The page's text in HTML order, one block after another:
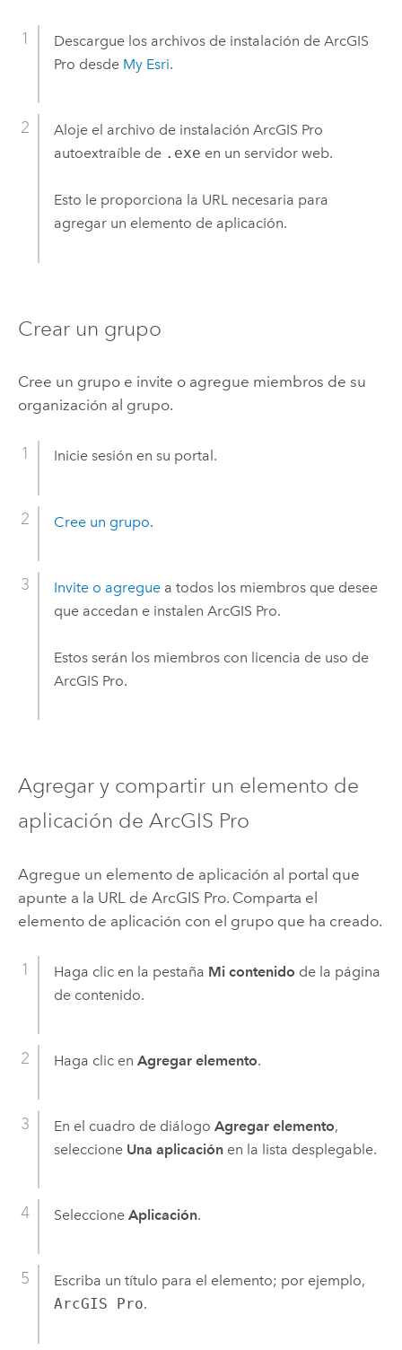
Descargue los archivos de instalación de ArcGIS
Pro desde My Esri.
Aloje el archivo de instalación ArcGIS Pro
autoextraíble de .exe en un servidor web.
Esto le proporciona la URL necesaria para
agregar un elemento de aplicación.
Crear un grupo
Cree un grupo e invite o agregue miembros de su
organización al grupo.
Inicie sesión en su portal.
Cree un grupo.
Invite o agreguea todos los miembros que desee
que accedan e instalen ArcGIS Pro.
Estos serán los miembros con licencia de uso de
ArcGIS Pro.
Agregar y compartir un elemento de
aplicación de ArcGIS Pro
Agregue un elemento de aplicación al portal que
apunte a la URL de ArcGIS Pro. Comparta el
elemento de aplicación con el grupo que ha creado.
Haga clic en la pestaña Mi contenido de la página
de contenido.
Haga clic en Agregar elemento.
En el cuadro de diálogo Agregar elemento,
seleccione Una aplicaciónen la lista desplegable.
Seleccione Aplicación.
Escriba un título para el elemento; por ejemplo,
ArcGIS Pro.